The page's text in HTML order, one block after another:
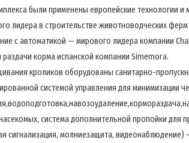
были применены европейские технологии и
лидера в строительстве животноводческих
с автоматикой — мирового лидера компании
корма испанской компании Simemora.
кроликов оборудованы санитарно-
системой управления для минимизации
система дополнительной пропойки для
сигнализация, молниезащита, видеонаблюдение)